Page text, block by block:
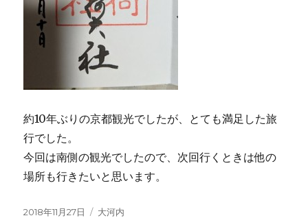
約10年ぶりの京都観光でしたが、とても満足した旅
行でした。
今回は南側の観光でしたので、次回行くときは他の
場所も行きたいと思います。
投
2018年11月27日
カ
大河内